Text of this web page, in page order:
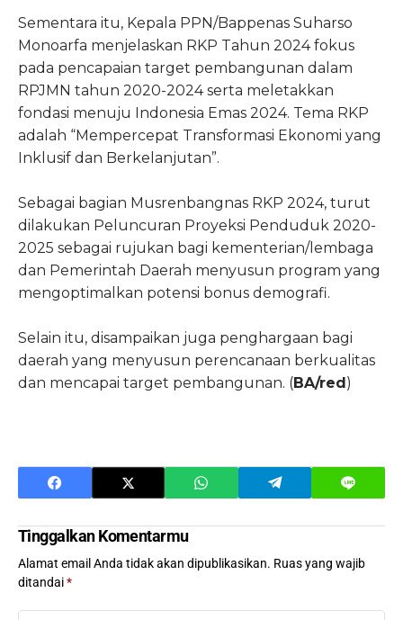
Sementara itu, Kepala PPN/Bappenas Suharso
Monoarfa menjelaskan RKP Tahun 2024 fokus
pada pencapaian target pembangunan dalam
RPJMN tahun 2020-2024 serta meletakkan
fondasi menuju Indonesia Emas 2024. Tema RKP
adalah “Mempercepat Transformasi Ekonomi yang
Inklusif dan Berkelanjutan”.
Sebagai bagian Musrenbangnas RKP 2024, turut
dilakukan Peluncuran Proyeksi Penduduk 2020-
2025 sebagai rujukan bagi kementerian/lembaga
dan Pemerintah Daerah menyusun program yang
mengoptimalkan potensi bonus demografi.
Selain itu, disampaikan juga penghargaan bagi
daerah yang menyusun perencanaan berkualitas
dan mencapai target pembangunan. (BA/red)
Tinggalkan Komentarmu
Alamat email Anda tidak akan dipublikasikan. Ruas yang wajib
ditandai*